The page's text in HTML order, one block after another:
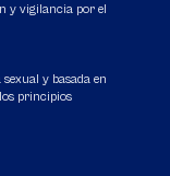
y vigilancia por el
y basada en
principios